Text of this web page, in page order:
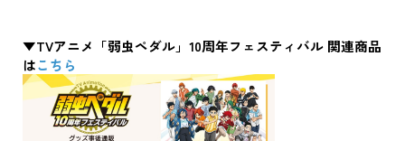
▼TVアニメ「弱虫ペダル」10周年フェスティバル 関連商品
はこちら